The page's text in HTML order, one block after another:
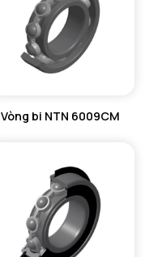
Vòng bi NTN 6009CM